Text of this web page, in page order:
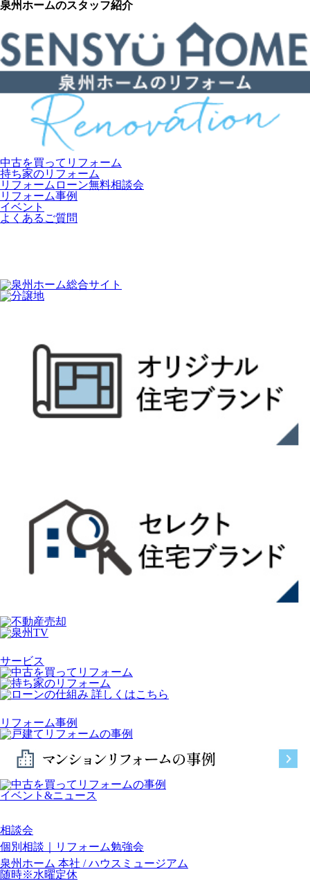
泉州ホームのスタッフ紹介
中古を買ってリフォーム
持ち家のリフォーム
リフォームローン無料相談会
リフォーム事例
イベント
よくあるご質問
サービス
リフォーム事例
イベント&ニュース
相談会
個別相談｜リフォーム勉強会
泉州ホーム 本社 / ハウスミュージアム
随時※水曜定休